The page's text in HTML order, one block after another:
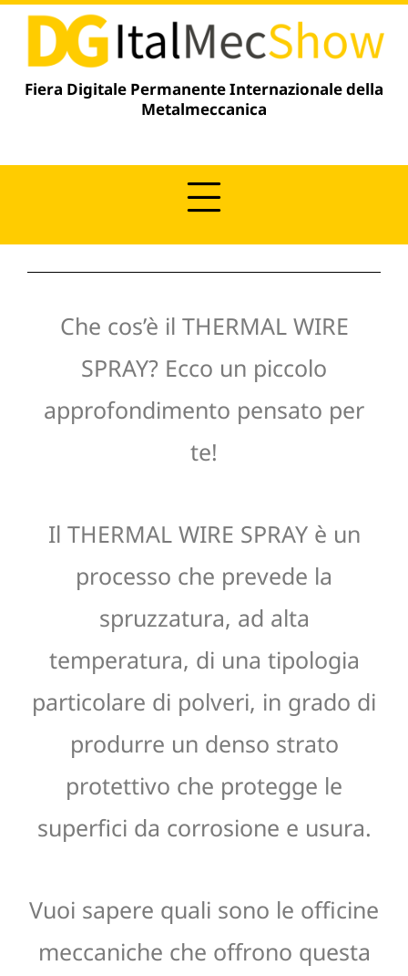
contenuto
Vai
contenuto
Fiera Digitale Permanente Internazionale della
Metalmeccanica
Che cos’è il THERMAL WIRE
SPRAY? Ecco un piccolo
approfondimento pensato per
te!
Il THERMAL WIRE SPRAY è un
processo che prevede la
spruzzatura, ad alta
temperatura, di una tipologia
particolare di polveri, in grado di
produrre un denso strato
protettivo che protegge le
superfici da corrosione e usura.
Vuoi sapere quali sono le officine
meccaniche che offrono questa